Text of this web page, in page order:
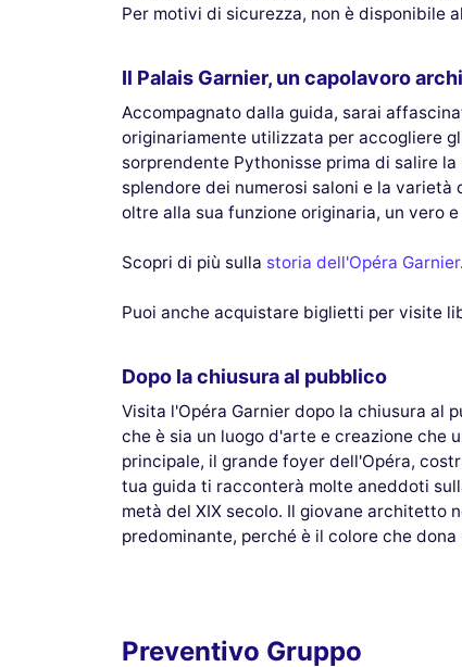
Per motivi di sicurezza, non è disponibile
Il Palais Garnier, un capolavoro
Accompagnato dalla guida, sarai
originariamente utilizzata per accogliere
sorprendente Pythonisse prima di salire
splendore dei numerosi saloni e la
oltre alla sua funzione originaria, un vero
Scopri di più sulla storia dell'Opéra Garnier.
Puoi anche acquistare biglietti per visite
Dopo la chiusura al pubblico
Visita l'Opéra Garnier dopo la chiusura al
che è sia un luogo d'arte e creazione che
principale, il grande foyer dell'Opéra,
tua guida ti racconterà molte aneddoti
metà del XIX secolo. Il giovane architetto
predominante, perché è il colore che
Preventivo Gruppo